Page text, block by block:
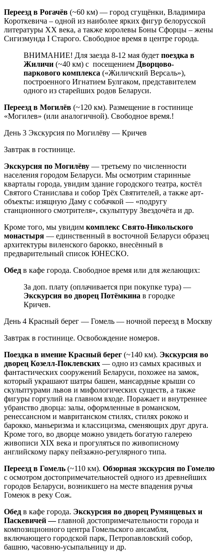
Переезд в Рогачёв (~60 км) — город сгущёнки, Владимира
Короткевича – одной из наиболее ярких фигур белорусской
литературы XX века, а также королевы Боны Сфорцы – жены
Сигизмунда I Старого. Свободное время в центре города.
ВНИМАНИЕ! Для заезда 8-12 мая будет поездка в
Жиличи (~40 км) с посещением Дворцово-
паркового комплекса («Жиличский Версаль»),
построенного Игнатием Булгаком, представителем
одного из старейших родов Беларуси.
Переезд в Могилёв (~120 км). Размещение в гостинице
«Могилев» (или аналогичной). Свободное время.!
День 3 Экскурсия по Могилёву — Кричев
Завтрак в гостинице.
Экскурсия по Могилёву — третьему по численности
населения городом Беларуси. Мы осмотрим старинные
кварталы города, увидим здание городского театра, костёл
Святого Станислава и собор Трёх Святителей, а также арт-
объекты: изящную Даму с собачкой — «подругу
станционного смотрителя», скульптуру Звездочёта и др.
Кроме того, мы увидим комплекс Свято-Никольского
монастыря — единственный в восточной Беларуси образец
архитектуры виленского барокко, внесённый в
предварительный список ЮНЕСКО.
Обед в кафе города. Свободное время или для желающих:
За доп. плату (оплачивается при покупке тура) —
Экскурсия во дворец Потёмкина в городке
Кричев.
День 4 Красный берег — Гомель — ночной переезд в Москву
Завтрак в гостинице. Освобождение номеров.
Поездка в имение Красный берег (~140 км). Экскурсия во
дворец Козелл-Поклевских — одно из самых красивых и
фантастических сооружений Беларуси, похожее на замок,
который украшают шатры башен, мансардные крыши со
скульптурами львов и мифологических существ, а также
фигуры горгулий на главном входе. Поражает и внутреннее
убранство дворца: залы, оформленные в романском,
ренессансном и мавританском стилях, стилях рококо и
барокко, маньеризма и классицизма, сменяющих друг друга.
Кроме того, во дворце можно увидеть богатую галерею
живописи XIX века и прогуляться по живописному
английскому парку пейзажно-регулярного типа.
Переезд в Гомель (~110 км). Обзорная экскурсия по Гомелю
с осмотром достопримечательностей одного из древнейших
городов Беларуси, возникшего на месте впадения ручья
Гомеюк в реку Сож.
Обед в кафе города. Экскурсия во дворец Румянцевых и
Паскевичей —главной достопримечательности города и
композиционного центра Гомельского ансамбля,
включающего городской парк, Петропавловский собор,
башню, часовню-усыпальницу и др.